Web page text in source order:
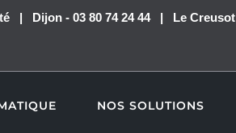
| Dijon - 03 80 74 24 44 | Le Creusot
NOS SOLUTIONS